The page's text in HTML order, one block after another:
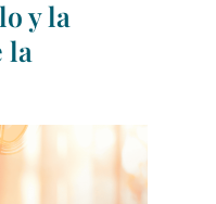
y la
la